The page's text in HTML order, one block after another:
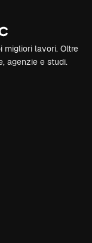
migliori lavori. Oltre
agenzie e studi.